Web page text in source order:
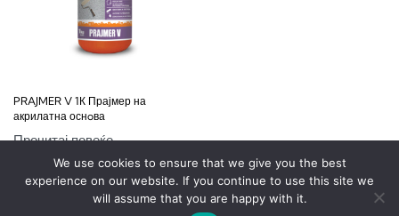
PRAJMER V 1К Прајмер на
акрилатна оснoва
Прочитај повеќе
We use cookies to ensure that we give you the best
experience on our website. If you continue to use this site we
will assume that you are happy with it.